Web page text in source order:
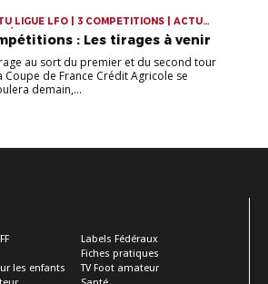
LIGUE LFO | 3 COMPETITIONS | ACTU
: Les tirages à venir
au sort du premier et du second tour
Coupe de France Crédit Agricole se
demain,...
les enfants
Labels Fédéraux
Fiches pratiques
TV Foot amateur